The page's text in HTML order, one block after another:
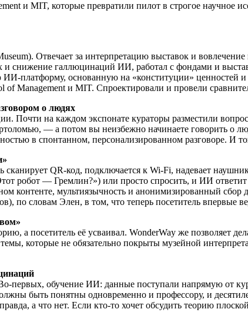
и MIT, которые превратили пилот в строгое научное
Отвечает за интерпретацию выставок и
и снижение галлюцинаций ИИ, работал с фондами и
ИИ-платформу, основанную на «конституции» ценностей
Management и MIT. Спроектировали и провели
о людях
Почти на каждом экспонате кураторы разместили
— а потом вы неизбежно начинаете говорить о
в спонтанном, персонализированном разговоре. И
QR-код, подключается к Wi-Fi, надевает
робот — Гремлин?») или просто спросить, и ИИ
контенте, мультиязычность и анонимизированный сбор
по словам Элен, в том, что теперь посетитель впервые
а посетитель её усваивал. WonderWay же позволяет
которые не обязательно покрыты музейной
первых, обучение ИИ: данные поступали напрямую от
быть понятны одновременно и профессору, и
а что нет. Если кто-то хочет обсудить теорию